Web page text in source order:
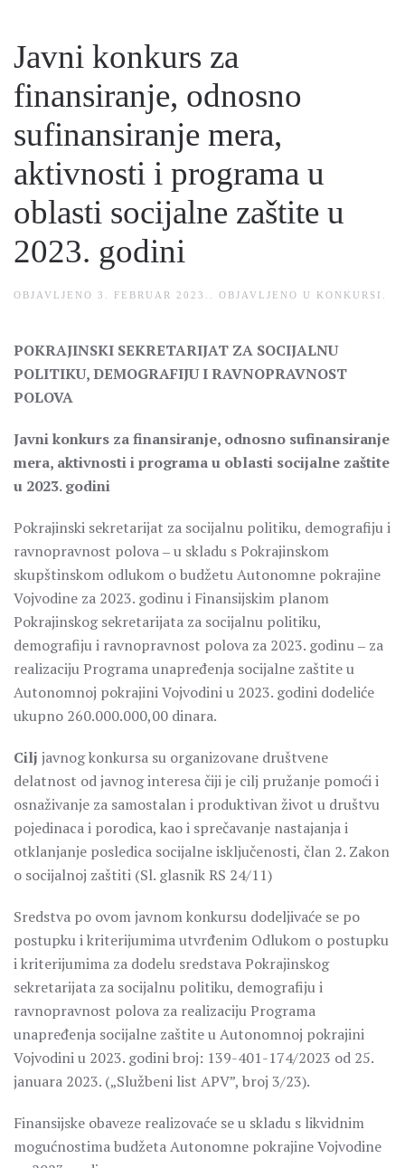
Javni konkurs za
finansiranje, odnosno
sufinansiranje mera,
aktivnosti i programa u
oblasti socijalne zaštite u
2023. godini
OBJAVLJENO 3. FEBRUAR 2023. . OBJAVLJENO U KONKURSI
POKRAJINSKI SEKRETARIJAT ZA SOCIJALNU
POLITIKU, DEMOGRAFIJU I RAVNOPRAVNOST
POLOVA
Javni konkurs za finansiranje, odnosno sufinansiranje
mera, aktivnosti i programa u oblasti socijalne zaštite
u 2023. godini
Pokrajinski sekretarijat za socijalnu politiku, demografiju i
ravnopravnost polova ‒ u skladu s Pokrajinskom
skupštinskom odlukom o budžetu Autonomne pokrajine
Vojvodine za 2023. godinu i Finansijskim planom
Pokrajinskog sekretarijata za socijalnu politiku,
demografiju i ravnopravnost polova za 2023. godinu ‒ za
realizaciju Programa unapređenja socijalne zaštite u
Autonomnoj pokrajini Vojvodini u 2023. godini dodeliće
ukupno 260.000.000,00 dinara.
Cilj javnog konkursa su organizovane društvene
delatnost od javnog interesa čiji je cilj pružanje pomoći i
osnaživanje za samostalan i produktivan život u društvu
pojedinaca i porodica, kao i sprečavanje nastajanja i
otklanjanje posledica socijalne isključenosti, član 2. Zakon
o socijalnoj zaštiti (Sl. glasnik RS 24/11)
Sredstva po ovom javnom konkursu dodeljivaće se po
postupku i kriterijumima utvrđenim Odlukom o postupku
i kriterijumima za dodelu sredstava Pokrajinskog
sekretarijata za socijalnu politiku, demografiju i
ravnopravnost polova za realizaciju Programa
unapređenja socijalne zaštite u Autonomnoj pokrajini
Vojvodini u 2023. godini broj: 139-401-174/2023 od 25.
januara 2023. („Službeni list APV”, broj 3/23).
Finansijske obaveze realizovaće se u skladu s likvidnim
mogućnostima budžeta Autonomne pokrajine Vojvodine